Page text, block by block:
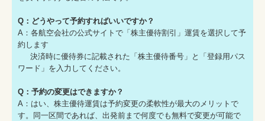
Q：どうやって予約すればいいですか？
A：各航空会社の公式サイトで「株主優待割引」運賃を選択して予
約します
決済時に優待券に記載された「株主優待番号」と「登録用パス
ワード」を入力してください。
Q：予約の変更はできますか？
A：はい、株主優待運賃は予約変更の柔軟性が最大のメリットで
す。同一区間であれば、出発前まで何度でも無料で変更が可能で